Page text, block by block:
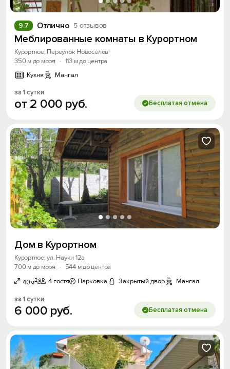
Отлично 5 отзывов
9.7
Меблированные комнаты в Курортном
Курортное, Переулок Новоселов
350 м до моря
· 113 м до центра
Кухня
Мангал
за 1 сутки
от 2 000 руб. Бесплатая отмена
Дом в Курортном
Курортное, ул. Науки 12а
700 м до моря
·
544 м до центра
40м2 4 гостя Парковка Закрытый двор Мангал
за 1 сутки
6 000 руб. Бесплатая отмена